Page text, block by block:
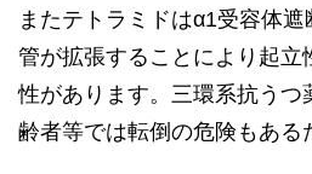
またテトラミドはα1受容体
管が拡張することにより起立
性があります。三環系抗うつ
齢者等では転倒の危険もある